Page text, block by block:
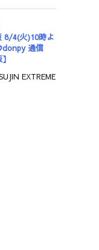
8/4(火)10時よ
通信
EXTREME